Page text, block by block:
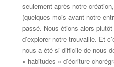
seulement après notre création,
(quelques mois avant notre
passé. Nous étions alors plutôt
d’explorer notre trouvaille. Et
nous a été si difficile de nous
« habitudes » d’écriture